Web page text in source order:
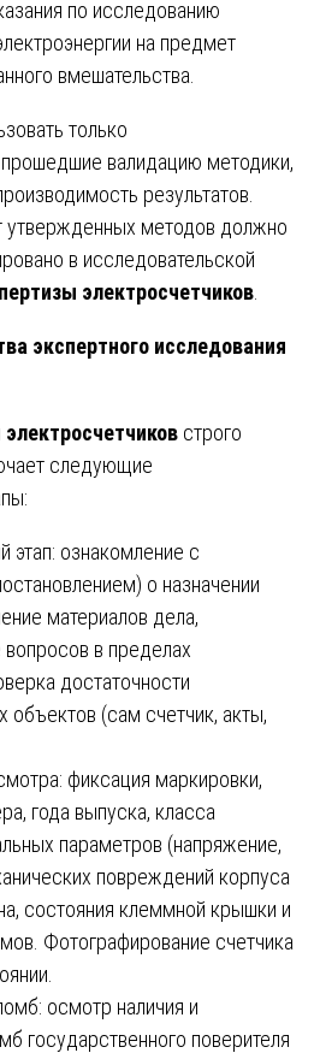
по исследованию
на предмет
вмешательства.
только
валидацию методики,
результатов.
утвержденных методов должно
в исследовательской
электросчетчиков
экспертного исследования
строго
следующие
этап: ознакомление с
о назначении
материалов дела,
в пределах
достаточности
объектов (сам счетчик, акты,
фиксация маркировки,
года выпуска, класса
параметров (напряжение,
повреждений корпуса
состояния клеммной крышки и
Фотографирование счетчика
осмотр наличия и
государственного поверителя